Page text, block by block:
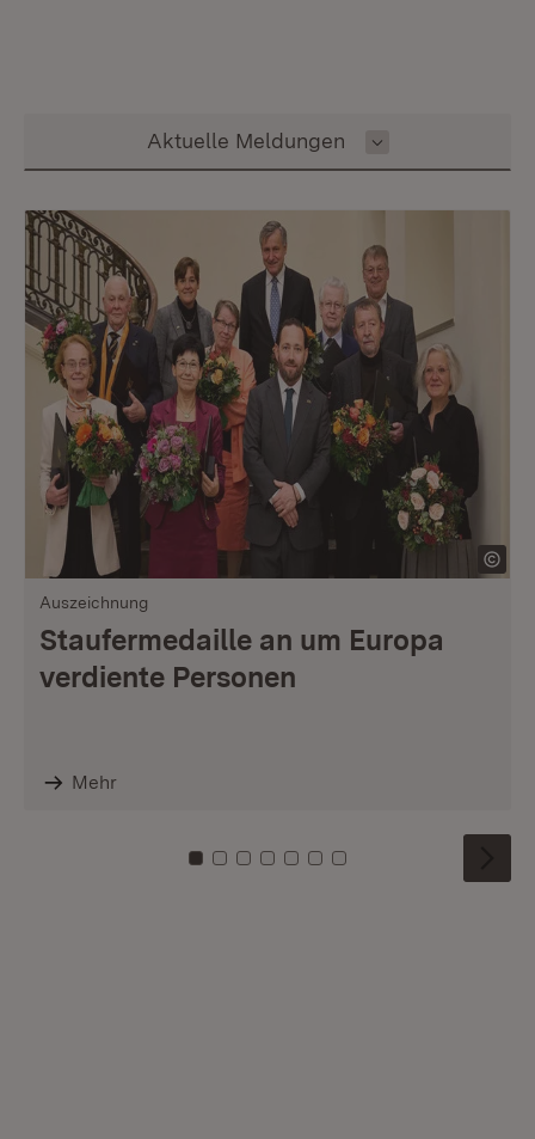
Inhalt auswählen
Aktuelle Meldungen
Auszeichnung
Staufermedaille an um Europa
verdiente Personen
Mehr
Zu Kachel: 0
Zu Kachel: 1
Zu Kachel: 2
Zu Kachel: 3
Zu Kachel: 4
Zu Kachel: 5
Zu Kachel: 6